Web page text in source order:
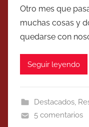
Otro mes que
muchas cosas y
quedarse con
Seguir leyendo
Destacados,
5 comentarios